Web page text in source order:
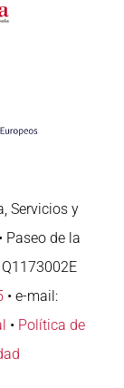
Servicios y
Paseo de la
• e-mail:
• Política de